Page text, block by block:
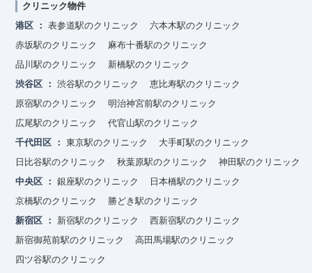
クリニック物件
港区
表参道駅のクリニック
六本木駅のクリニック
赤坂駅のクリニック
麻布十番駅のクリニック
品川駅のクリニック
新橋駅のクリニック
渋谷区
渋谷駅のクリニック
恵比寿駅のクリニック
原宿駅のクリニック
明治神宮前駅のクリニック
広尾駅のクリニック
代官山駅のクリニック
千代田区
東京駅のクリニック
大手町駅のクリニック
日比谷駅のクリニック
秋葉原駅のクリニック
神田駅のクリニック
中央区
銀座駅のクリニック
日本橋駅のクリニック
京橋駅のクリニック
勝どき駅のクリニック
新宿区
新宿駅のクリニック
西新宿駅のクリニック
新宿御苑前駅のクリニック
高田馬場駅のクリニック
四ツ谷駅のクリニック